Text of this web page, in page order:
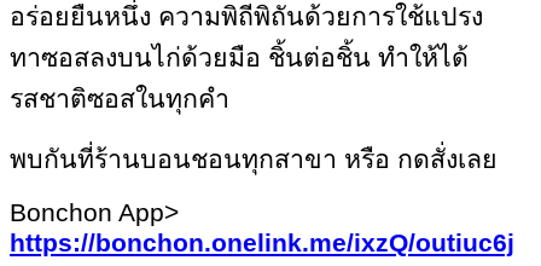
อร่อยยืนหนึ่ง ความพิถีพิถันด้วยการใช้แปรง
ทาซอสลงบนไก่ด้วยมือ ชิ้นต่อชิ้น ทำให้ได้
รสชาติซอสในทุกคำ
พบกันที่ร้านบอนชอนทุกสาขา หรือ กดสั่งเลย
Bonchon App>
https://bonchon.onelink.me/ixzQ/outiuc6j